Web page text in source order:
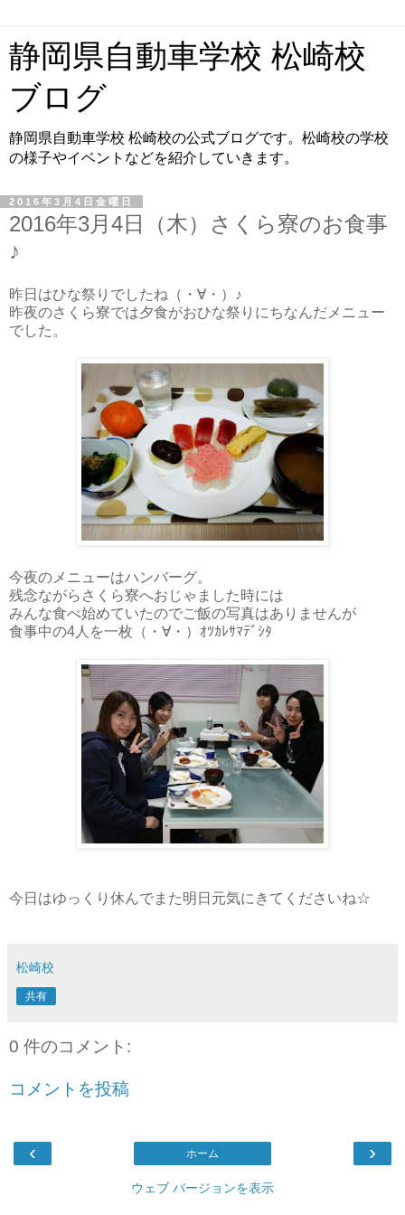
静岡県自動車学校 松崎校
ブログ
静岡県自動車学校 松崎校の公式ブログです。松崎校の学校
の様子やイベントなどを紹介していきます。
2016年3月4日金曜日
2016年3月4日（木）さくら寮のお食事
♪
昨日はひな祭りでしたね（・∀・）♪
昨夜のさくら寮では夕食がおひな祭りにちなんだメニュー
でした。
今夜のメニューはハンバーグ。
残念ながらさくら寮へおじゃました時には
みんな食べ始めていたのでご飯の写真はありませんが
食事中の4人を一枚（・∀・）ｵﾂｶﾚｻﾏﾃﾞｼﾀ
今日はゆっくり休んでまた明日元気にきてくださいね☆
松崎校
共有
0 件のコメント:
コメントを投稿
‹ ›
ホーム
ウェブ バージョンを表示